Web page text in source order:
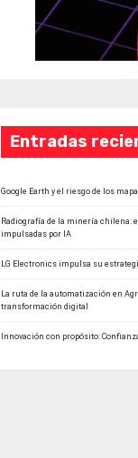
Entradas
Google Earth y el riesgo de los
Radiografía de la minería chilena:
impulsadas por IA
LG Electronics impulsa su
La ruta de la automatización en
transformación digital
Innovación con propósito: